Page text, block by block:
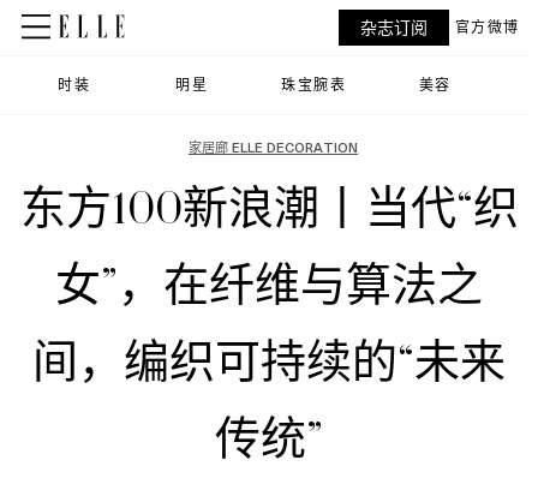
时装 明星 珠宝腕表 美容
杂志订阅 官方微博
家居廊 ELLE DECORATION
东方100新浪潮丨当代“织
女”，在纤维与算法之
间，编织可持续的“未来
传统”